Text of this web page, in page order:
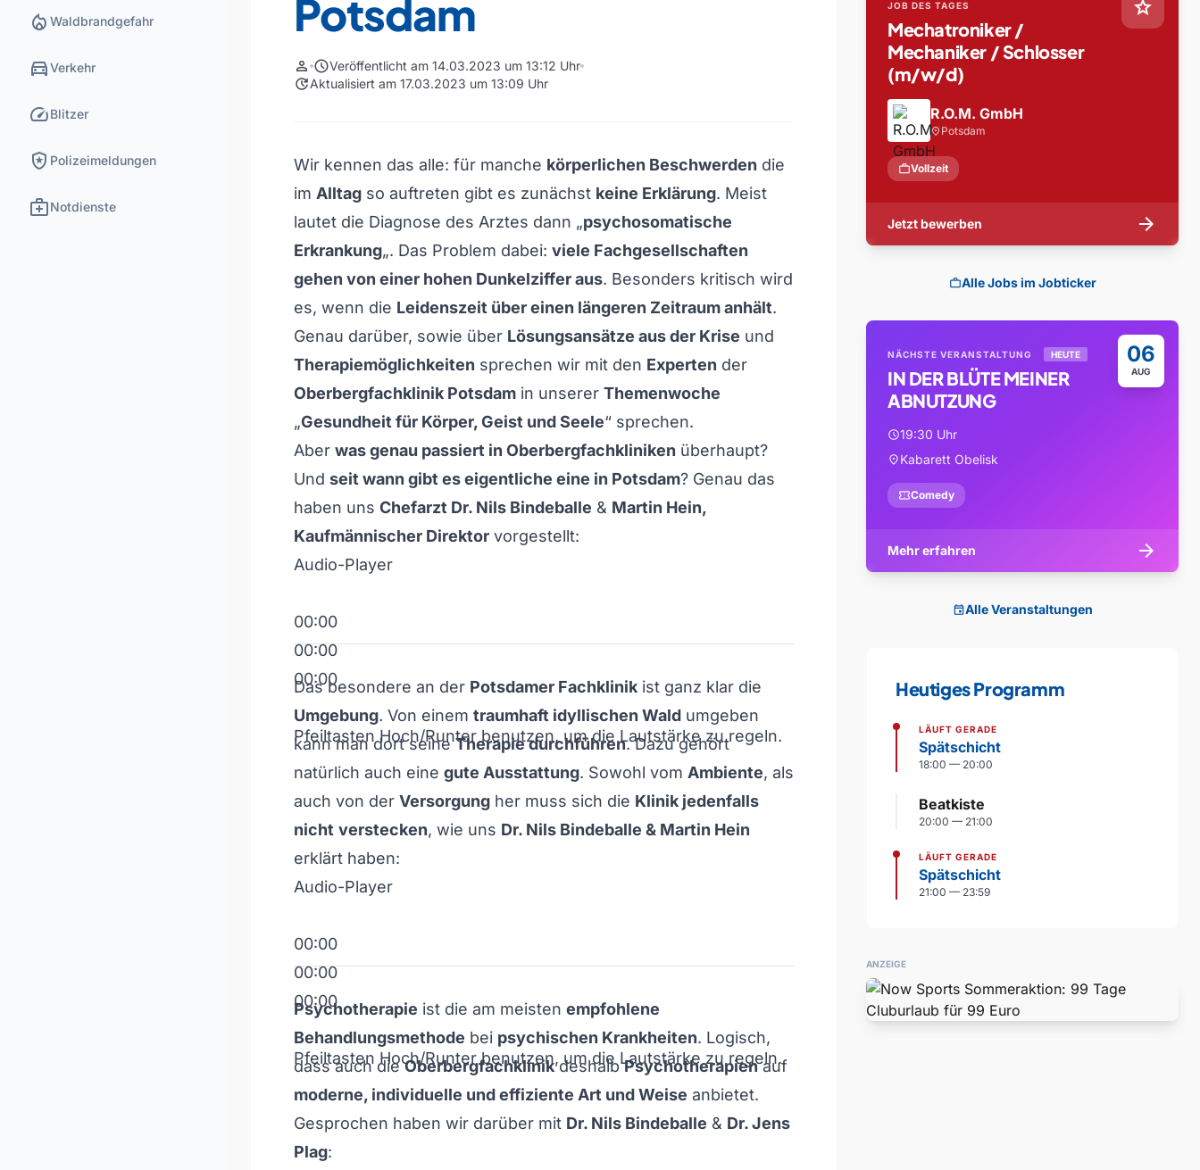
local_fire_department Waldbrandgefahr
directions_carVerkehr
speedBlitzer
local_police Polizeimeldungen
medical_servicesNotdienste
Potsdam
person scheduleVeröffentlicht am 14.03.2023 um 13:12 Uhr
updateAktualisiert am 17.03.2023 um 13:09 Uhr
Wir kennen das alle: für manche körperlichen Beschwerden die
im Alltag so auftreten gibt es zunächst keine Erklärung. Meist
lautet die Diagnose des Arztes dann „psychosomatische
Erkrankung„. Das Problem dabei: viele Fachgesellschaften
gehen von einer hohen Dunkelziffer aus. Besonders kritisch wird
es, wenn die Leidenszeit über einen längeren Zeitraum anhält.
Genau darüber, sowie über Lösungsansätze aus der Krise und
Therapiemöglichkeiten sprechen wir mit den Experten der
Oberbergfachklinik Potsdam in unserer Themenwoche
„Gesundheit für Körper, Geist und Seele“ sprechen.
Aber was genau passiert in Oberbergfachkliniken überhaupt?
Und seit wann gibt es eigentliche eine in Potsdam? Genau das
haben uns Chefarzt Dr. Nils Bindeballe & Martin Hein,
Kaufmännischer Direktor vorgestellt:
Audio-Player
00:00
00:00
00:00
Pfeiltasten Hoch/Runter benutzen, um die Lautstärke zu regeln.
Das besondere an der Potsdamer Fachklinik ist ganz klar die
Umgebung. Von einem traumhaft idyllischen Wald umgeben
kann man dort seineTherapie durchführen. Dazu gehört
natürlich auch eine gute Ausstattung. Sowohl vom Ambiente, als
auch von der Versorgung her muss sich die Klinik jedenfalls
nicht verstecken, wie uns Dr. Nils Bindeballe & Martin Hein
erklärt haben:
Audio-Player
00:00
00:00
00:00
Pfeiltasten Hoch/Runter benutzen, um die Lautstärke zu regeln.
Psychotherapie ist die am meisten empfohlene
Behandlungsmethode bei psychischen Krankheiten. Logisch,
dass auch dieOberbergfachklinikdeshalbPsychotherapienauf
moderne, individuelle und effiziente Art und Weise anbietet.
Gesprochen haben wir darüber mit Dr. Nils Bindeballe & Dr. Jens
Plag:
star
JOB DES TAGES
Mechatroniker /
Mechaniker / Schlosser
(m/w/d)
R.O.M. GmbH
location_on Potsdam
workVollzeit
Jetzt bewerben arrow_forward
workAlle Jobs im Jobticker
06
AUG
NÄCHSTE VERANSTALTUNG HEUTE
IN DER BLÜTE MEINER
ABNUTZUNG
schedule19:30 Uhr
location_onKabarett Obelisk
confirmation_numberComedy
Mehr erfahren arrow_forward
eventAlle Veranstaltungen
Heutiges Programm
LÄUFT GERADE
Spätschicht
18:00 — 20:00
Beatkiste
20:00 — 21:00
LÄUFT GERADE
Spätschicht
21:00 — 23:59
ANZEIGE